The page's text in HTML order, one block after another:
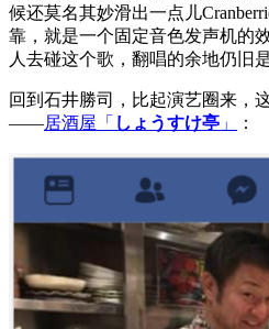
候还莫名其妙滑出一点儿
靠，就是一个固定音色发声机的
人去碰这个歌，翻唱的余地仍旧
回到石井勝司，比起演艺圈来，
——居酒屋「 しょうすけ亭 」 ：